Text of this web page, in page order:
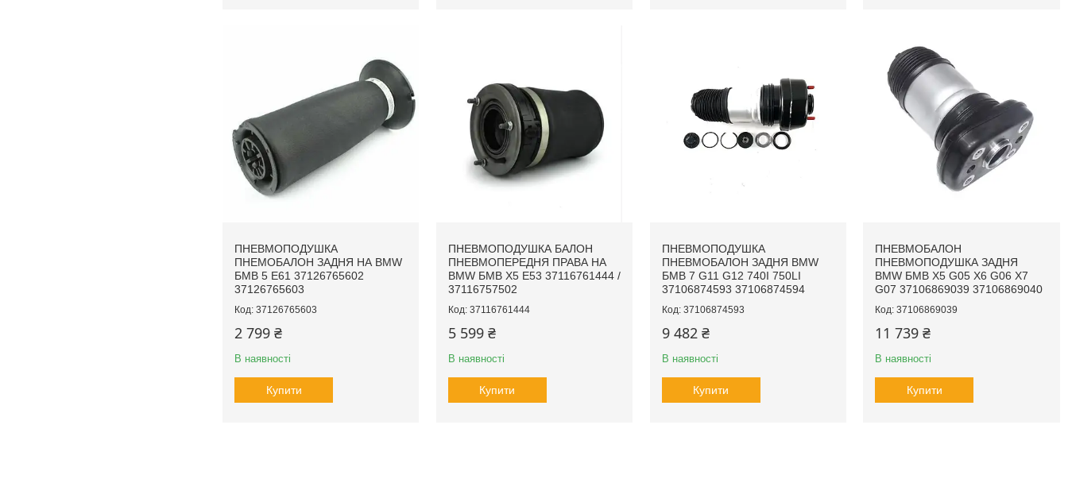
ПНЕВМОПОДУШКА
ПНЕМОБАЛОН ЗАДНЯ НА BMW
БМВ 5 E61 37126765602
37126765603
37126765603
2 799 ₴
В наявності
Купити
ПНЕВМОПОДУШКА БАЛОН
ПНЕВМОПЕРЕДНЯ ПРАВА НА
BMW БМВ X5 E53 37116761444 /
37116757502
37116761444
5 599 ₴
В наявності
Купити
ПНЕВМОПОДУШКА
ПНЕВМОБАЛОН ЗАДНЯ BMW
БМВ 7 G11 G12 740I 750LI
37106874593 37106874594
37106874593
9 482 ₴
В наявності
Купити
ПНЕВМОБАЛОН
ПНЕВМОПОДУШКА ЗАДНЯ
BMW БМВ X5 G05 X6 G06 X7
G07 37106869039 37106869040
37106869039
11 739 ₴
В наявності
Купити